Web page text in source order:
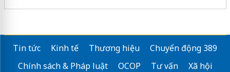
Tin tức Kinh tế Thương hiệu
Chuyển động 389
Chính sách & Pháp luật
OCOP Tư vấn
Xã hội